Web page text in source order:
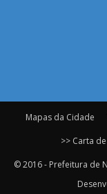
Mapas da Cidade
>> Carta
© 2016 - Prefeitura de